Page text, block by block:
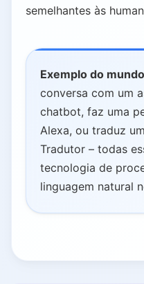
semelhantes às
Exemplo do
conversa com um
chatbot, faz uma
Alexa, ou traduz
Tradutor – todas
tecnologia de
linguagem natural